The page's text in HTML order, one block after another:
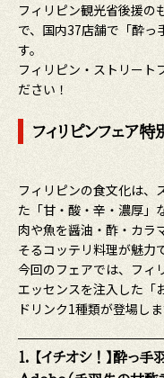
フィリピン観光省後援の
で、国内37店舗で「酔っ
す。
フィリピン・ストリート
ださい！
フィリピンフェア特
フィリピンの食文化は、
た「甘・酸・辛・濃厚」
肉や魚を醤油・酢・カラ
そるコッテリ料理が魅力
今回のフェアでは、フィ
エッセンスを注入した「
ドリンク1種類が登場しま
1. 【イチオシ！】酔